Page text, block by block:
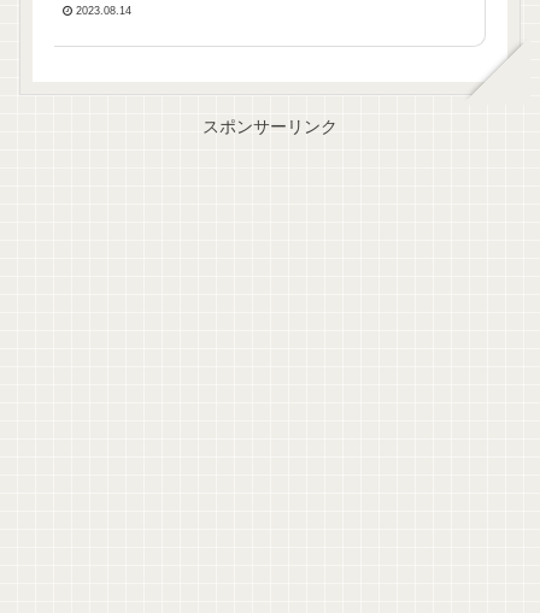
2023.08.14
スポンサーリンク